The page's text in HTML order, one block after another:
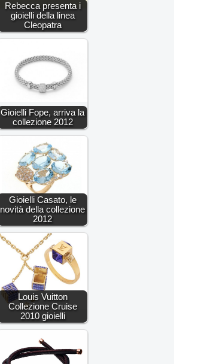
Rebecca presenta i
gioielli della linea
Cleopatra
Gioielli Fope, arriva la
collezione 2012
Gioielli Casato, le
novità della collezione
2012
Louis Vuitton
Collezione Cruise
2010 gioielli